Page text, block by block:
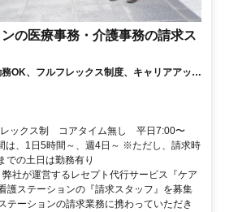
の医療事務・介護事務の請求ス
務OK、フルフレックス制度、キャリアアップ
レックス制 コアタイム無し 平日7:00〜
は、1日5時間～、週4日～ ※ただし、請求時
での土日は勤務有り
社が運営するレセプト代行サービス『ケア
護ステーションの『請求スタッフ』を募集
テーションの請求業務に携わっていただき